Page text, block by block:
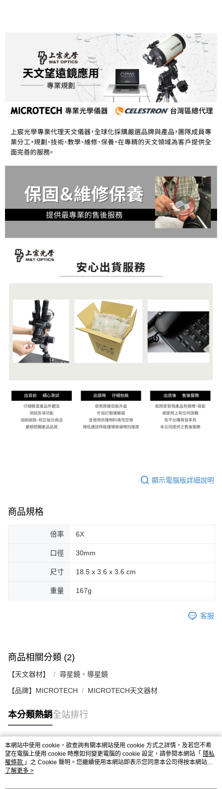
顯示電腦版詳細說明
商品規格
倍率 6X
口徑 30mm
尺寸 18.5 x 3.6 x 3.6 cm
重量 167g
客服
商品相關分類 (2)
【天文器材】 尋星鏡、導星鏡
【品牌】MICROTECH MICROTECH天文器材
本分類熱銷全站排行
熱門標籤
本網站中使用 cookie，欲查詢有關本網站使用 cookie 方式之詳情，及若您不希
望在電腦上使用 cookie 時應如何變更電腦的 cookie 設定，請參閱本網站「 隱私
權條款 」之 Cookie 聲明。您繼續使用本網站即表示您同意本公司得按本網站使
用條款之 Cookie 聲明使用 cookie。
了解更多 >